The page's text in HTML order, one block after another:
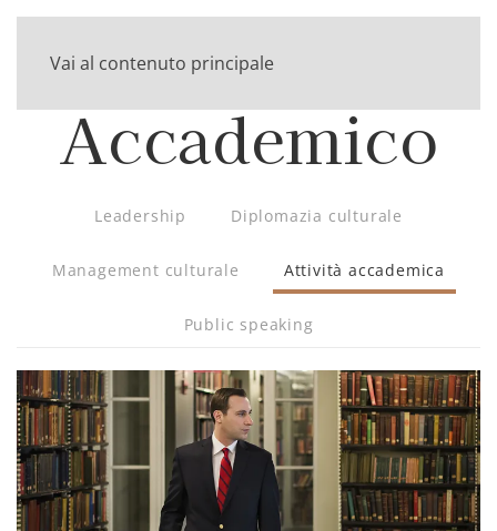
Vai al contenuto principale
Accademico
Leadership Diplomazia culturale
Management culturale Attività accademica
Public speaking